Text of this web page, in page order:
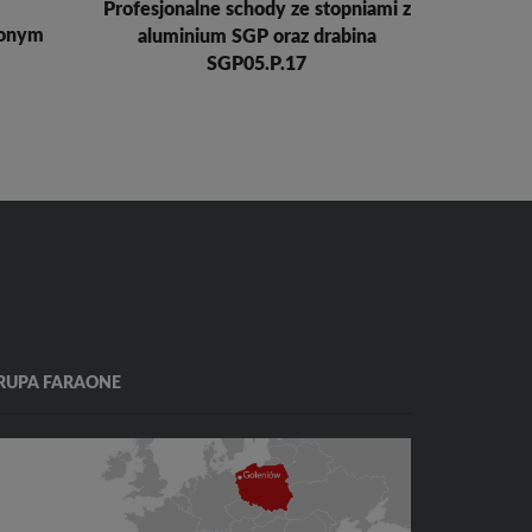
Profesjonalne schody ze stopniami z
aluminium SGP oraz drabina
SGP05.P.17
FARAONE